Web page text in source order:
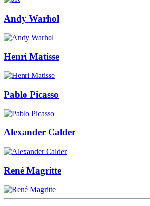
Andy Warhol
Henri Matisse
Pablo Picasso
Alexander Calder
René Magritte